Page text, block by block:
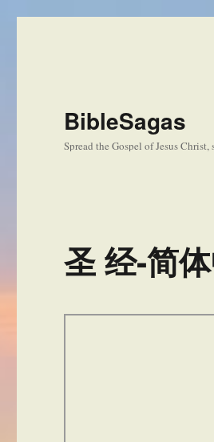
BibleSagas
Spread the Gospel of Jesus
圣 经-简